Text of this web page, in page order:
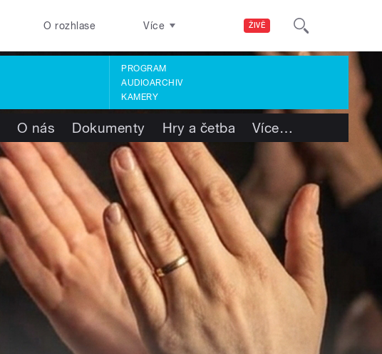
ŽIVĚ
O rozhlase Více
PROGRAM
AUDIOARCHIV
KAMERY
O nás Dokumenty Hry a četba Více…